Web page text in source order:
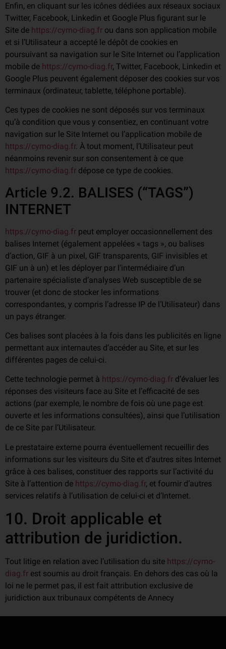
Enfin, en cliquant sur les icônes dédiées aux réseaux sociaux
Twitter, Facebook, Linkedin et Google Plus figurant sur le
Site de https://cymo-diag.fr ou dans son application mobile
et si l’Utilisateur a accepté le dépôt de cookies en
poursuivant sa navigation sur le Site Internet ou l’application
mobile de https://cymo-diag.fr, Twitter, Facebook, Linkedin et
Google Plus peuvent également déposer des cookies sur vos
terminaux (ordinateur, tablette, téléphone portable).
Ces types de cookies ne sont déposés sur vos terminaux
qu’à condition que vous y consentiez, en continuant votre
navigation sur le Site Internet ou l’application mobile de
https://cymo-diag.fr. À tout moment, l’Utilisateur peut
néanmoins revenir sur son consentement à ce que
https://cymo-diag.fr dépose ce type de cookies.
Article 9.2. BALISES (“TAGS”)
INTERNET
https://cymo-diag.fr peut employer occasionnellement des
balises Internet (également appelées « tags », ou balises
d’action, GIF à un pixel, GIF transparents, GIF invisibles et
GIF un à un) et les déployer par l’intermédiaire d’un
partenaire spécialiste d’analyses Web susceptible de se
trouver (et donc de stocker les informations
correspondantes, y compris l’adresse IP de l’Utilisateur) dans
un pays étranger.
Ces balises sont placées à la fois dans les publicités en ligne
permettant aux internautes d’accéder au Site, et sur les
différentes pages de celui-ci.
Cette technologie permet à https://cymo-diag.fr d’évaluer les
réponses des visiteurs face au Site et l’efficacité de ses
actions (par exemple, le nombre de fois où une page est
ouverte et les informations consultées), ainsi que l’utilisation
de ce Site par l’Utilisateur.
Le prestataire externe pourra éventuellement recueillir des
informations sur les visiteurs du Site et d’autres sites Internet
grâce à ces balises, constituer des rapports sur l’activité du
Site à l’attention de https://cymo-diag.fr, et fournir d’autres
services relatifs à l’utilisation de celui-ci et d’Internet.
10. Droit applicable et
attribution de juridiction.
Tout litige en relation avec l’utilisation du site https://cymo-
diag.fr est soumis au droit français. En dehors des cas où la
loi ne le permet pas, il est fait attribution exclusive de
juridiction aux tribunaux compétents de Annecy